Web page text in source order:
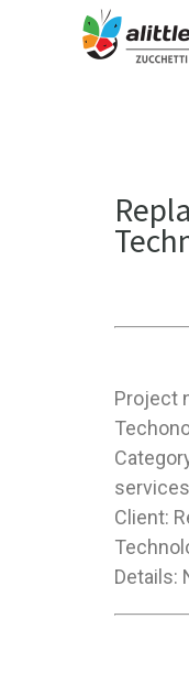
Project
Client:
Details: